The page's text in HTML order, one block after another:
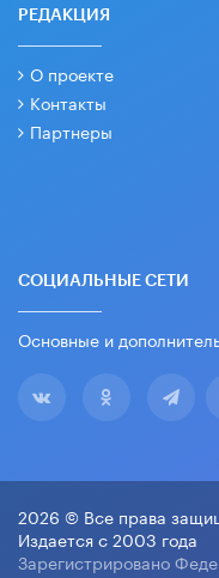
РЕДАКЦИЯ
О проекте
Контакты
Партнеры
СОЦИАЛЬНЫЕ СЕТИ
Основные и
2026 © Все права
Издается с 2003 года
Зарегистрировано